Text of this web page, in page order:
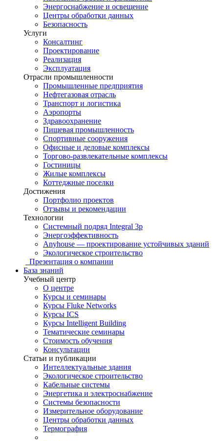
Энергоснабжение и освещение
Центры обработки данных
Безопасность
Услуги
Консалтинг
Проектирование
Реализация
Эксплуатация
Отрасли промышленности
Промышленные предприятия
Нефтегазовая отрасль
Транспорт и логистика
Аэропорты
Здравоохранение
Пищевая промышленность
Спортивные сооружения
Офисные и деловые комплексы
Торгово-развлекательные комплексы
Гостиницы
Жилые комплексы
Коттеджные поселки
Достижения
Портфолио проектов
Отзывы и рекомендации
Технологии
Системный подряд Integral 3p
Энергоэффективность
Anyhouse — проектирование устойчивых зданий
Экологическое строительство
Презентация о компании
База знаний
Учебный центр
О центре
Курсы и семинары
Курсы Fluke Networks
Курсы ICS
Курсы Intelligent Building
Тематические семинары
Стоимость обучения
Консультации
Статьи и публикации
Интеллектуальные здания
Экологическое строительство
Кабельные системы
Энергетика и электроснабжение
Системы безопасности
Измерительное оборудование
Центры обработки данных
Термография